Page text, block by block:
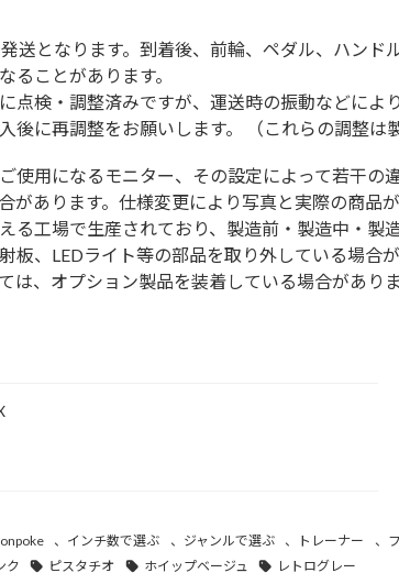
送となります。到着後、前輪、ペダル、ハンド
ることがあります。
点検・調整済みですが、運送時の振動などに
後に再調整をお願いします。 （これらの調整は
使用になるモニター、その設定によって若干
があります。仕様変更により写真と実際の商品
る工場で生産されており、製造前・製造中・製
板、LEDライト等の部品を取り外している場
は、オプション製品を装着している場合がありま
、 インチ数で選ぶ 、 ジャンルで選ぶ 、 トレーナー 、
ク ピスタチオ ホイップベージュ レトログレー